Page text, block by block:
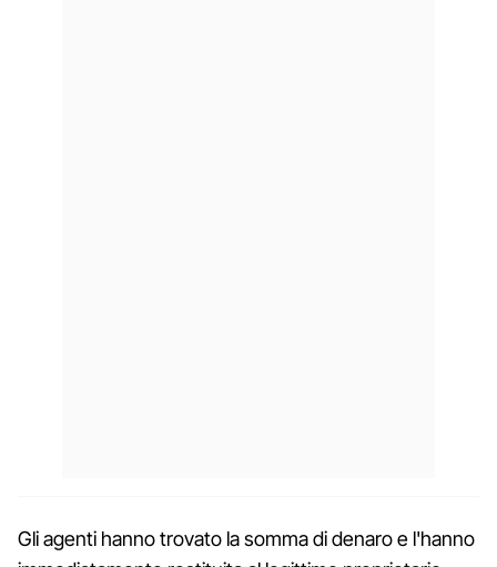
Gli agenti hanno trovato la somma di denaro e l'hanno